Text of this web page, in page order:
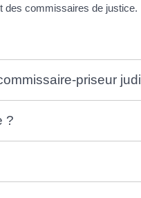
des commissaires de justice.
priseur
?